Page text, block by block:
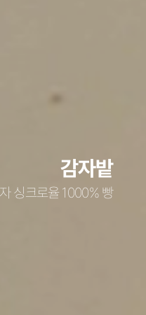
감자밭
싱크로율 1000% 빵